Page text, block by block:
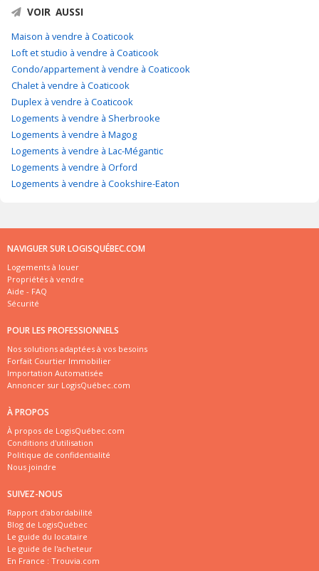
VOIR AUSSI
Maison à vendre à Coaticook
Loft et studio à vendre à Coaticook
Condo/appartement à vendre à Coaticook
Chalet à vendre à Coaticook
Duplex à vendre à Coaticook
Logements à vendre à Sherbrooke
Logements à vendre à Magog
Logements à vendre à Lac-Mégantic
Logements à vendre à Orford
Logements à vendre à Cookshire-Eaton
NAVIGUER SUR LOGISQUÉBEC.COM
Logements à louer
Propriétés à vendre
Aide - FAQ
Sécurité
POUR LES PROFESSIONNELS
Nos solutions adaptées à vos besoins
Forfait Courtier Immobilier
Importation Automatisée
Annoncer sur LogisQuébec.com
À PROPOS
À propos de LogisQuébec.com
Conditions d'utilisation
Politique de confidentialité
Nous joindre
SUIVEZ-NOUS
Rapport d'abordabilité
Blog de LogisQuébec
Le guide du locataire
Le guide de l'acheteur
En France : Trouvia.com